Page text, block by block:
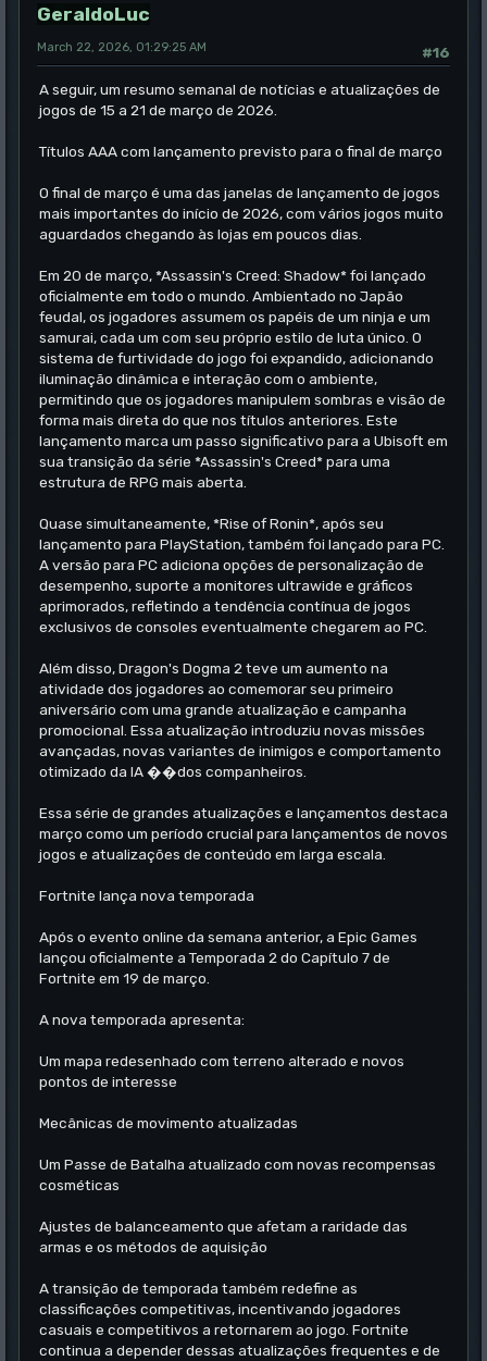
GeraldoLuc
#16
March 22, 2026, 01:29:25 AM
A seguir, um resumo semanal de notícias e atualizações de
jogos de 15 a 21 de março de 2026.
Títulos AAA com lançamento previsto para o final de março
O final de março é uma das janelas de lançamento de jogos
mais importantes do início de 2026, com vários jogos muito
aguardados chegando às lojas em poucos dias.
Em 20 de março, *Assassin's Creed: Shadow* foi lançado
oficialmente em todo o mundo. Ambientado no Japão
feudal, os jogadores assumem os papéis de um ninja e um
samurai, cada um com seu próprio estilo de luta único. O
sistema de furtividade do jogo foi expandido, adicionando
iluminação dinâmica e interação com o ambiente,
permitindo que os jogadores manipulem sombras e visão de
forma mais direta do que nos títulos anteriores. Este
lançamento marca um passo significativo para a Ubisoft em
sua transição da série *Assassin's Creed* para uma
estrutura de RPG mais aberta.
Quase simultaneamente, *Rise of Ronin*, após seu
lançamento para PlayStation, também foi lançado para PC.
A versão para PC adiciona opções de personalização de
desempenho, suporte a monitores ultrawide e gráficos
aprimorados, refletindo a tendência contínua de jogos
exclusivos de consoles eventualmente chegarem ao PC.
Além disso, Dragon's Dogma 2 teve um aumento na
atividade dos jogadores ao comemorar seu primeiro
aniversário com uma grande atualização e campanha
promocional. Essa atualização introduziu novas missões
avançadas, novas variantes de inimigos e comportamento
otimizado da IA ��dos companheiros.
Essa série de grandes atualizações e lançamentos destaca
março como um período crucial para lançamentos de novos
jogos e atualizações de conteúdo em larga escala.
Fortnite lança nova temporada
Após o evento online da semana anterior, a Epic Games
lançou oficialmente a Temporada 2 do Capítulo 7 de
Fortnite em 19 de março.
A nova temporada apresenta:
Um mapa redesenhado com terreno alterado e novos
pontos de interesse
Mecânicas de movimento atualizadas
Um Passe de Batalha atualizado com novas recompensas
cosméticas
Ajustes de balanceamento que afetam a raridade das
armas e os métodos de aquisição
A transição de temporada também redefine as
classificações competitivas, incentivando jogadores
casuais e competitivos a retornarem ao jogo. Fortnite
continua a depender dessas atualizações frequentes e de